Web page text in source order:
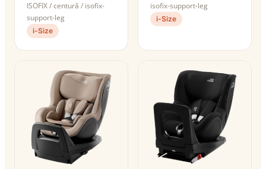
ISOFIX / centură / isofix-
support-leg
i-Size
isofix-support-leg
i-Size